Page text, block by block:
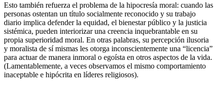
Esto también refuerza el problema de la hipocresía moral: cuando las
personas ostentan un título socialmente reconocido y su trabajo
diario implica defender la equidad, el bienestar público y la justicia
sistémica, pueden interiorizar una creencia inquebrantable en su
propia superioridad moral. En otras palabras, su percepción ilusoria
y moralista de sí mismas les otorga inconscientemente una “licencia”
para actuar de manera inmoral o egoísta en otros aspectos de la vida.
(Lamentablemente, a veces observamos el mismo comportamiento
inaceptable e hipócrita en líderes religiosos).